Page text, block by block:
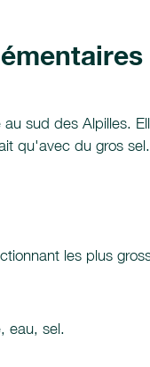
sud des Alpilles.
qu'avec du gros
les plus
eau, sel.